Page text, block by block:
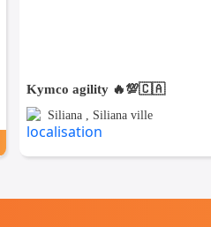
Kymco agility 🔥💯🇨🇦
Siliana , Siliana ville